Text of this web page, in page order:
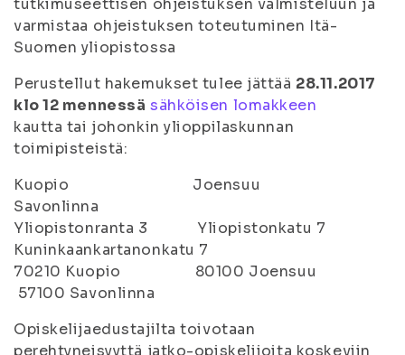
tutkimuseettisen ohjeistuksen valmisteluun ja
varmistaa ohjeistuksen toteutuminen Itä-
Suomen yliopistossa
Perustellut hakemukset tulee jättää 28.11.2017
klo 12 mennessä sähköisen lomakkeen
kautta tai johonkin ylioppilaskunnan
toimipisteistä:
Kuopio Joensuu
Savonlinna
Yliopistonranta 3 Yliopistonkatu 7
Kuninkaankartanonkatu 7
70210 Kuopio 80100 Joensuu
57100 Savonlinna
Opiskelijaedustajilta toivotaan
perehtyneisyyttä jatko-opiskelijoita koskeviin